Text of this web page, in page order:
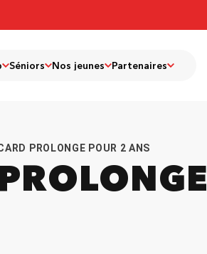
Séniors Nos jeunes Partenaires
PROLONGE POUR 2 ANS